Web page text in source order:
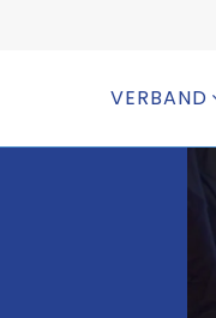
VERBAND